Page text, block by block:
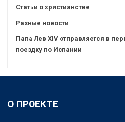
Статьи о христианстве
Разные новости
Папа Лев XIV отправляется в
поездку по Испании
О ПРОЕКТЕ